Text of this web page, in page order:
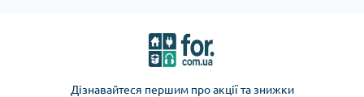
Дізнавайтеся першим про акції та знижки